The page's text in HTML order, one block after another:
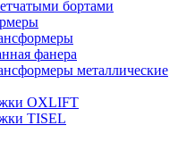
бортами
фанера
металлические
OXLIFT
TISEL